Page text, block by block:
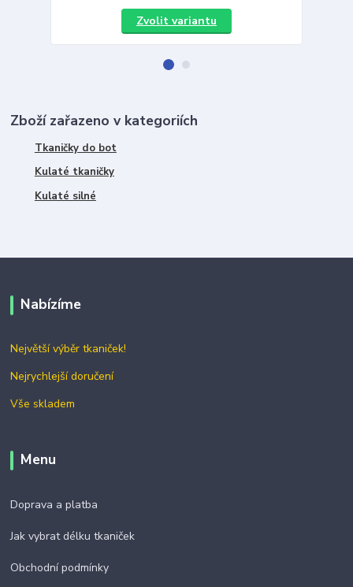
Zvolit variantu
Zboží zařazeno v kategoriích
Tkaničky do bot
Kulaté tkaničky
Kulaté silné
Nabízíme
Největší výběr tkaniček!
Nejrychlejší doručení
Vše skladem
Menu
Doprava a platba
Jak vybrat délku tkaniček
Obchodní podmínky